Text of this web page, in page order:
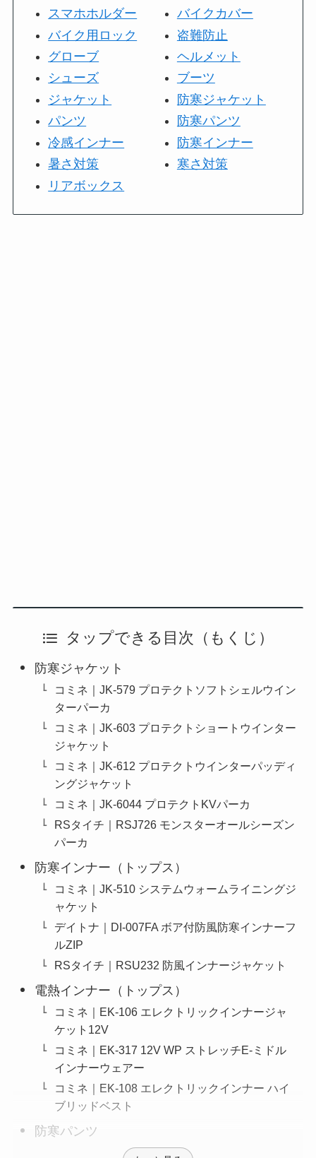
スマホホルダー
バイク用ロック
グローブ
シューズ
ジャケット
パンツ
冷感インナー
暑さ対策
リアボックス
バイクカバー
盗難防止
ヘルメット
ブーツ
防寒ジャケット
防寒パンツ
防寒インナー
寒さ対策
タップできる目次（もくじ）
防寒ジャケット
コミネ｜JK-579 プロテクトソフトシェルウイン
ターパーカ
コミネ｜JK-603 プロテクトショートウインター
ジャケット
コミネ｜JK-612 プロテクトウインターパッディ
ングジャケット
コミネ｜JK-6044 プロテクトKVパーカ
RSタイチ｜RSJ726 モンスターオールシーズン
パーカ
防寒インナー（トップス）
コミネ｜JK-510 システムウォームライニングジ
ャケット
デイトナ｜DI-007FA ボア付防風防寒インナーフ
ルZIP
RSタイチ｜RSU232 防風インナージャケット
電熱インナー（トップス）
コミネ｜EK-106 エレクトリックインナージャ
ケット12V
コミネ｜EK-317 12V WP ストレッチE-ミドル
インナーウェアー
コミネ｜EK-108 エレクトリックインナー ハイ
ブリッドベスト
防寒パンツ